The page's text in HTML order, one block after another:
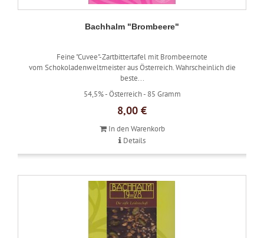
Bachhalm "Brombeere"
Feine "Cuvee"-Zartbittertafel mit Brombeernote
vom Schokoladenweltmeister aus Österreich. Wahrscheinlich die
beste...
54,5% -Österreich - 85 Gramm
8,00 €
In den Warenkorb
Details